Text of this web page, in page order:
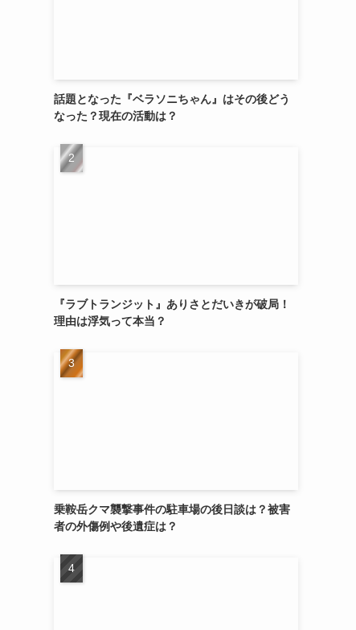
話題となった『ベラソニちゃん』はその後どう
なった？現在の活動は？
『ラブトランジット』ありさとだいきが破局！
理由は浮気って本当？
乗鞍岳クマ襲撃事件の駐車場の後日談は？被害
者の外傷例や後遺症は？